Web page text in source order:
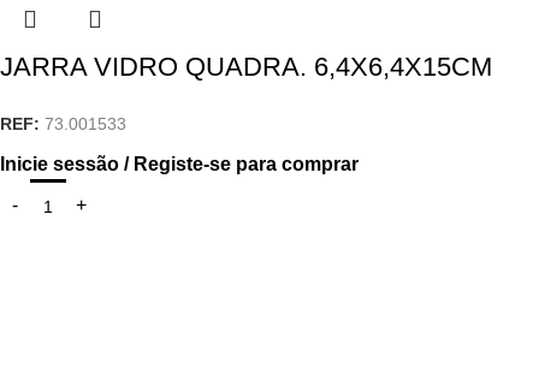
JARRA VIDRO QUADRA. 6,4X6,4X15CM
REF: 73.001533
Inicie sessão / Registe-se para comprar